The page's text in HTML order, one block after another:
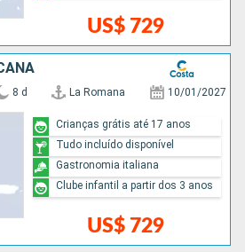
US$ 729
8 d La Romana 10/01/2027
US$ 729
Crianças grátis até 17 anos
Tudo incluído disponível
Gastronomia italiana
Clube infantil a partir dos 3 anos